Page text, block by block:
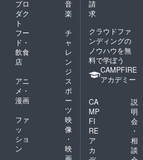
プロ
ダク
ト
音
楽
フー
ド・
飲食
店
チ
ャ
レ
ン
ジ
アニ
メ・
漫画
ス
ポ
ー
ツ
ファ
ッ
ショ
ン
映
像
・
映
請
求
クラウドファ
ンディングの
ノウハウを無
料で学ぼう
CAMPFIRE
アカデミー
CA
MP
FI
RE
ア
カ
説
明
会
・
相
談